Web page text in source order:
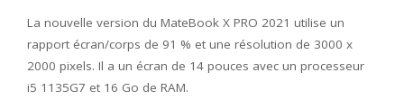
La nouvelle version du MateBook X PRO 2021 utilise un
rapport écran/corps de 91 % et une résolution de 3000 x
2000 pixels. Il a un écran de 14 pouces avec un processeur
i5 1135G7 et 16 Go de RAM.